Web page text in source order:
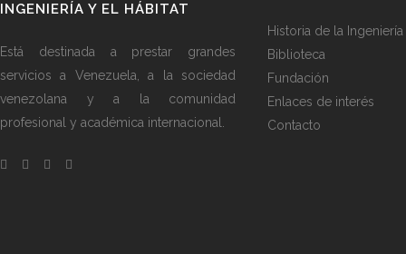
INGENIERÍA Y EL HÁBITAT
Está destinada a prestar grandes
servicios a Venezuela, a la sociedad
venezolana y a la comunidad
profesional y académica internacional.
Historia de la Ingeniería
Biblioteca
Fundación
Enlaces de interés
Contacto